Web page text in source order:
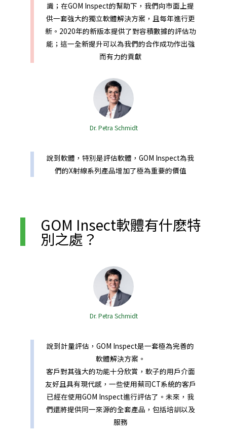
識；在GOM Inspect的幫助下，我們向市面上提
供一套強大的獨立軟體解決方案，且每年進行更
新。2020年的新版本提供了對容積數據的評估功
能；這一全新提升可以為我們的合作成功作出強
而有力的貢獻
Dr. Petra Schmidt
說到軟體，特別是評估軟體，GOM Inspect為我
們的X射線系列產品增加了極為重要的價值
GOM Insect軟體有什麽特
別之處？
Dr. Petra Schmidt
說到計量評估，GOM Inspect是一套極為完善的
軟體解決方案。
客戶對其強大的功能十分欣賞，軟子的用戶介面
友好且具有現代感，一些使用蔡司CT系統的客戶
已經在使用GOM Inspect進行評估了。未來，我
們還將提供同一來源的全套產品，包括培訓以及
服務